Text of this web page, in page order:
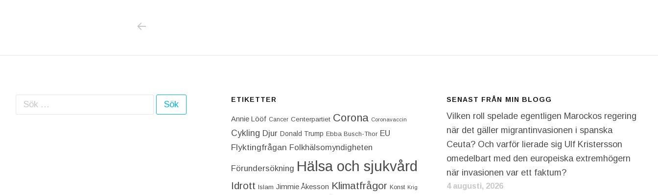
Sök efter: ETIKETTER
Annie Lööf Cancer Centerpartiet‎ Corona Coronavaccin
Cykling Djur Donald Trump Ebba Busch-Thor EU
Flyktingfrågan Folkhälsomyndigheten
Förundersökning Hälsa och sjukvård
Idrott Islam Jimmie Åkesson Klimatfrågor Konst Krig
SENAST FRÅN MIN BLOGG
Vilken roll spelade egentligen Marockos regering
när det gäller migrantinvasionen i spanska
Ceuta? Och varför lierade sig Ulf Kristersson
omedelbart med den europeiska extremhögern
när invasionen var ett faktum?
4 augusti, 2026